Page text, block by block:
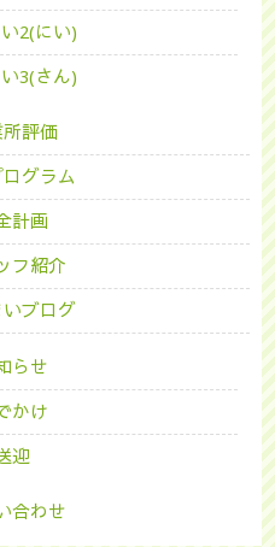
2(にい)
3(さん)
評価
グラム
計画
フ紹介
いブログ
らせ
かけ
迎
合わせ